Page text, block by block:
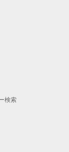
検索